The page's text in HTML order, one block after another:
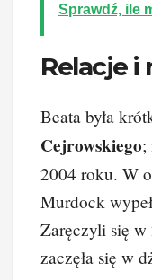
Sprawdź, ile
Relacje i
Beata była
Cejrowskiego;
2004 roku. W
Murdock
Zaręczyli się
zaczęła się w